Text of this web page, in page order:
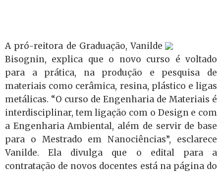
A pró-reitora de Graduação, Vanilde
Bisognin, explica que o novo curso é voltado
para
a prática, na produção e pesquisa de
materiais como cerâmica, resina, plástico e ligas
metálicas. “O curso de Engenharia de Materiais é
interdisciplinar, tem ligação com o Design e com
a Engenharia Ambiental, além de servir de base
para o Mestrado em Nanociências”, esclarece
Vanilde. Ela divulga que o edital para a
contratação de novos docentes está na página do